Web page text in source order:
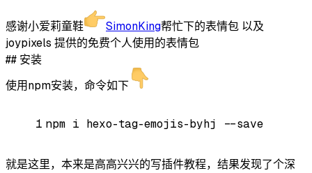
感谢小爱莉童鞋 SimonKing帮忙下的表情包 以及
joypixels 提供的免费个人使用的表情包
## 安装
使用npm安装，命令如下
1 npm i hexo-tag-emojis-byhj --save
就是这里，本来是高高兴兴的写插件教程，结果发现了个深